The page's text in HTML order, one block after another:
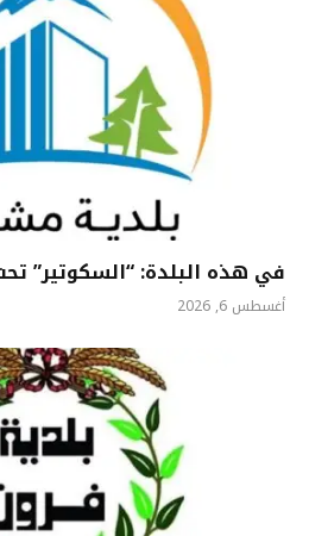
في هذه البلدة: “السكوتير”
أغسطس 6, 2026